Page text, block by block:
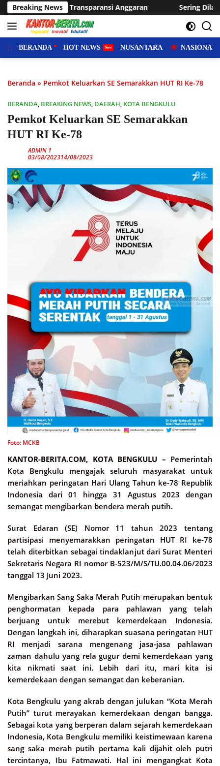
Langsung
ke
konten
Breaking NewsSering Dilanda Genangan, Desa Sukaraja
BERANDA HOT NEWS NUSANTARA NASIONAL
Beranda » Pemkot Keluarkan SE Semarakkan HUT RI Ke-78
BERANDA, BREAKING NEWS, DAERAH, KOTA BENGKULU
Pemkot Keluarkan SE Semarakkan
HUT RI Ke-78
ADMIN 1
03/08/202314/08/2023
Foto: MCKB
KANTOR-BERITA.COM, KOTA BENGKULU – Pemerintah
Kota Bengkulu mengajak seluruh masyarakat untuk
meriahkan peringatan Hari Ulang Tahun ke-78 Republik
Indonesia dari 01 hingga 31 Agustus 2023 dengan
semangat mengibarkan bendera merah putih.
Surat Edaran (SE) Nomor 11 tahun 2023 tentang
partisipasi menyemarakkan peringatan HUT RI ke-78
telah diterbitkan sebagai tindaklanjut dari Surat Menteri
Sekretaris Negara RI nomor B-523/M/S/TU.00.04.06/2023
tanggal 13 Juni 2023.
Mengibarkan Sang Saka Merah Putih merupakan bentuk
penghormatan kepada para pahlawan yang telah
berjuang untuk merebut kemerdekaan Indonesia.
Dengan langkah ini, diharapkan suasana peringatan HUT
RI menjadi sarana mengenang jasa-jasa pahlawan
zaman dahulu yang rela gugur demi kemerdekaan yang
kita nikmati saat ini. Lebih dari itu, mari kita isi
kemerdekaan dengan semangat dan keberanian.
Kota Bengkulu yang akrab dengan julukan “Kota Merah
Putih” turut merayakan kemerdekaan dengan bangga.
Sebagai kota yang berperan dalam sejarah kemerdekaan
Indonesia, Kota Bengkulu memiliki keistimewaan karena
sang saka merah putih pertama kali dijahit oleh putri
tercintanya, Ibu Fatmawati. Hal ini mengangkat Kota